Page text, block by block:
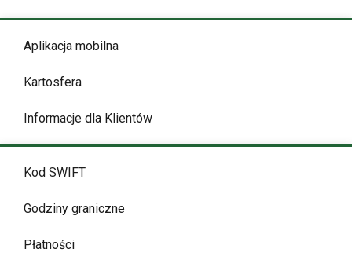
Aplikacja mobilna
Kartosfera
Informacje dla Klientów
Kod SWIFT
Godziny graniczne
Płatności